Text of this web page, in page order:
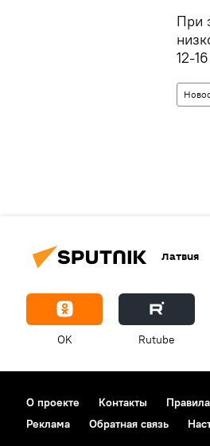
При
12-
Латвия
OK Rutube
О проекте Контакты
Реклама
Обратная связь